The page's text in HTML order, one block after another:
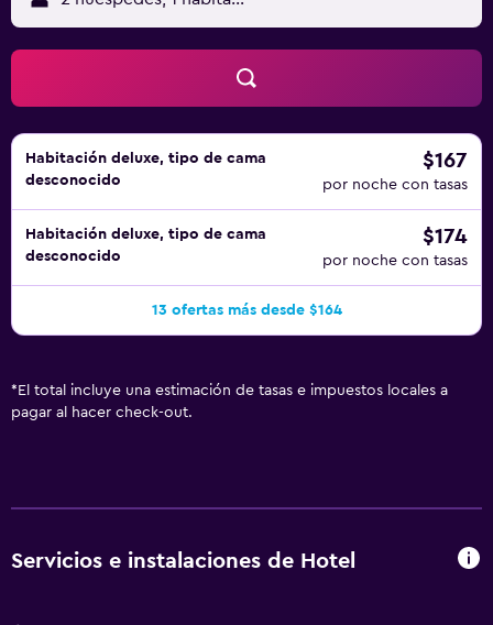
Habitación deluxe, tipo de cama
desconocido
$167
por noche con tasas
Habitación deluxe, tipo de cama
desconocido
$174
por noche con tasas
13 ofertas más desde $164
* El total incluye una estimación de tasas e impuestos locales a
pagar al hacer check-out.
Servicios e instalaciones de Hotel